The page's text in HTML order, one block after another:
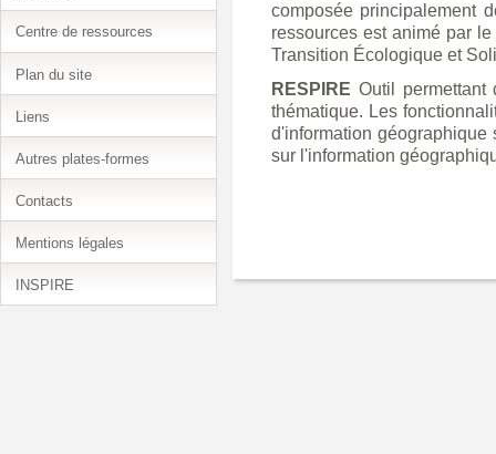
Centre de ressources
Plan du site
Liens
Autres plates-formes
Contacts
Mentions légales
INSPIRE
composée principalement
ressources est animé par
Transition Écologique et
RESPIRE Outil
thématique. Les
d'information
sur l'information